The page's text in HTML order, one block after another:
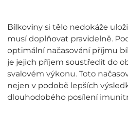
Bílkoviny si tělo nedokáže
musí doplňovat pravidelně.
optimální načasování příjmu
je jejich příjem soustředit do
svalovém výkonu. Toto
nejen v podobě lepších
dlouhodobého posílení